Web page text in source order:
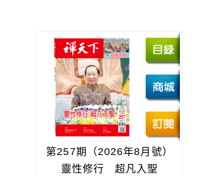
第257期（2026年8月號）
靈性修行 超凡入聖